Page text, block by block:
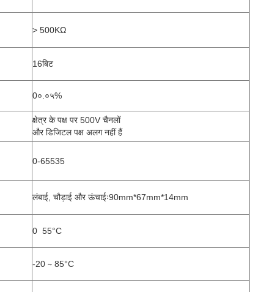
> 500KΩ
16बिट
0०.०५%
क्षेत्र के पक्ष पर 500V चैनलों
और डिजिटल पक्ष अलग नहीं हैं
0-65535
लंबाई, चौड़ाई और ऊंचाईः90mm*67mm*14mm
0 ️ 55°C
-20 ∼ 85°C